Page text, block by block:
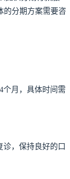
的分期方案需要咨
个月，具体时间需
，保持良好的口